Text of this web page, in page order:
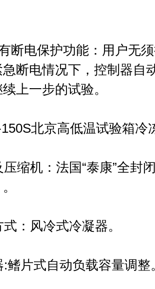
断电保护功能：用户无
断电情况下，控制器自
上一步的试验。
北京高低温试验箱冷
缩机：法国“泰康”全封
：风冷式冷凝器。
片式自动负载容量调整